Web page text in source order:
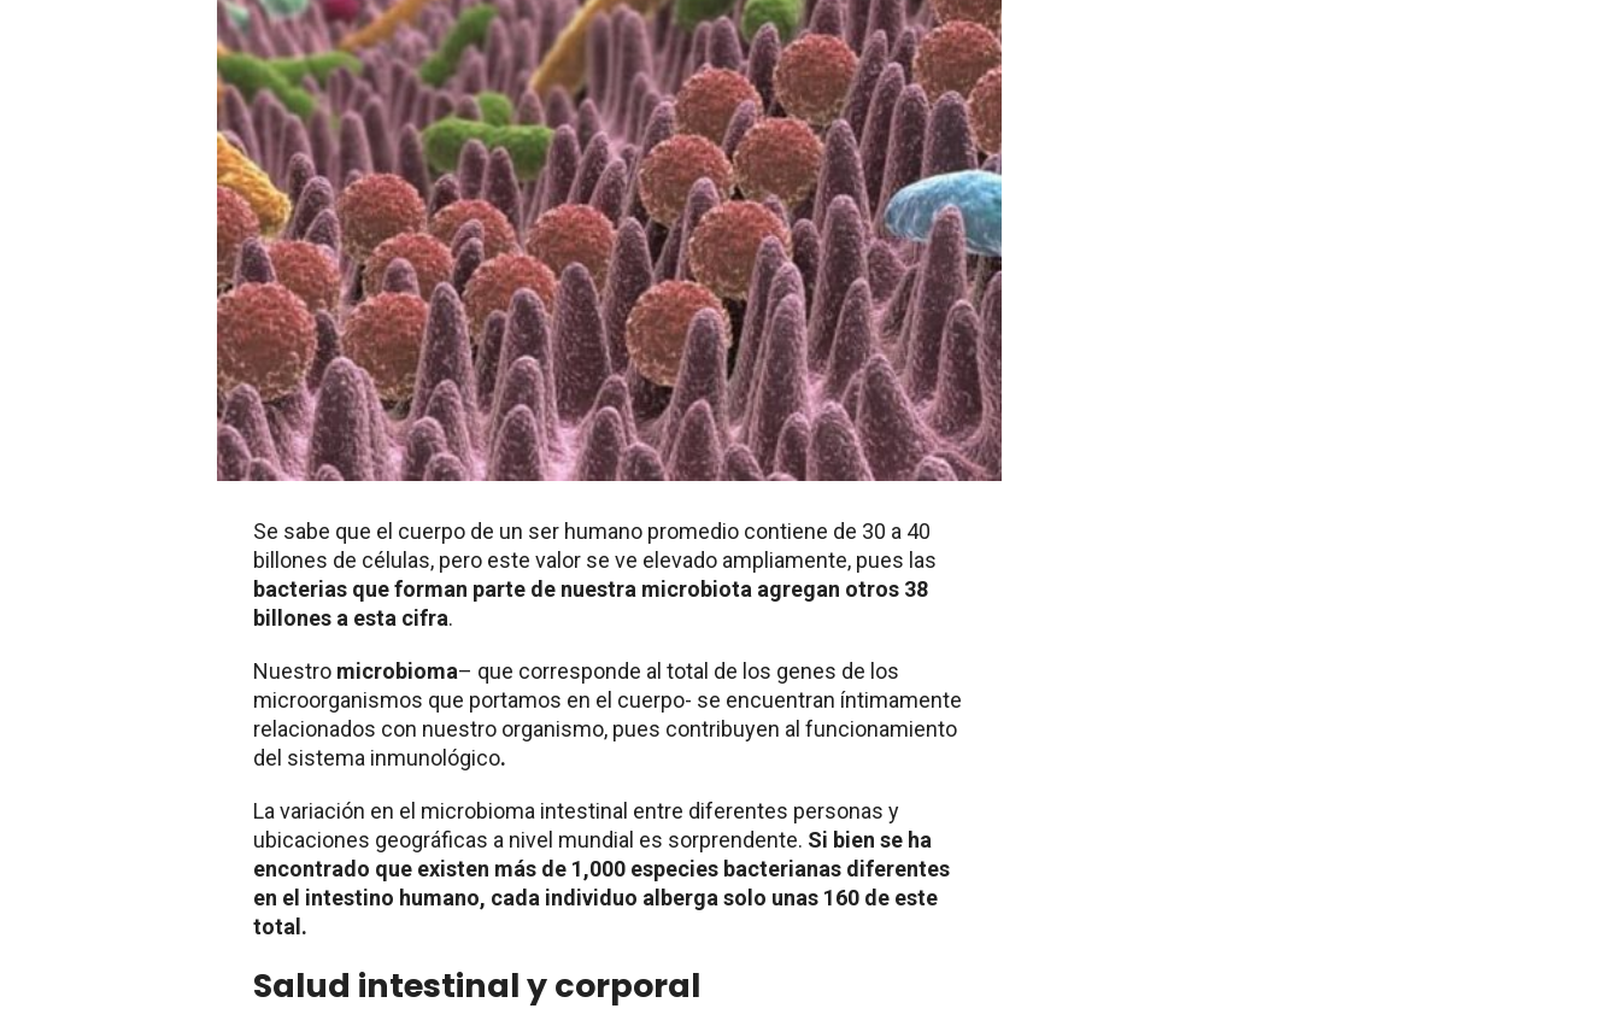
Se sabe que el cuerpo de un ser humano promedio contiene de 30 a 40
billones de células, pero este valor se ve elevado ampliamente, pues las
bacterias que forman parte de nuestra microbiota agregan otros 38
billones a esta cifra.
Nuestro microbioma– que corresponde al total de los genes de los
microorganismos que portamos en el cuerpo- se encuentran íntimamente
relacionados con nuestro organismo, pues contribuyen al funcionamiento
del sistema inmunológico.
La variación en el microbioma intestinal entre diferentes personas y
ubicaciones geográficas a nivel mundial es sorprendente. Si bien se ha
encontrado que existen más de 1,000 especies bacterianas diferentes
en el intestino humano, cada individuo alberga solo unas 160 de este
total.
Salud intestinal y corporal